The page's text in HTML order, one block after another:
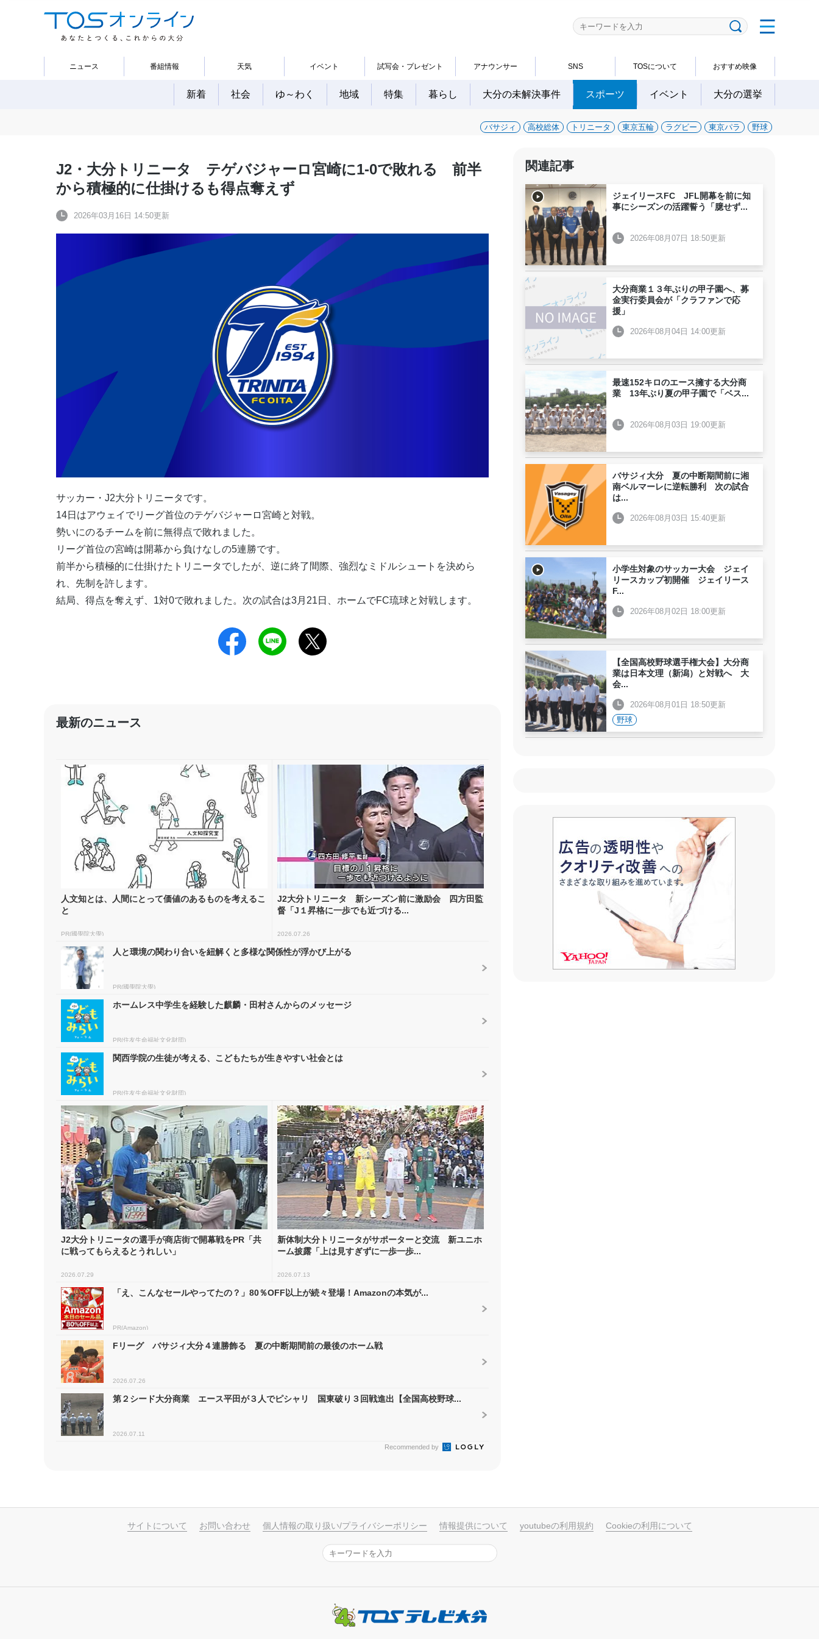
ニュース 番組情報 天気 イベント 試写会・プレゼント アナウンサー SNS TOSについて おすすめ映像
新着 社会 ゆ～わく 地域 特集 暮らし 大分の未解決事件 スポーツ イベント 大分の選挙
バサジィ 高校総体 トリニータ 東京五輪 ラグビー 東京パラ 野球
J2・大分トリニータ テゲバジャーロ宮崎に1-0で敗れる 前半
から積極的に仕掛けるも得点奪えず
2026年03月16日 14:50更新
サッカー・J2大分トリニータです。
14日はアウェイでリーグ首位のテゲバジャーロ宮崎と対戦。
勢いにのるチームを前に無得点で敗れました。
リーグ首位の宮崎は開幕から負けなしの5連勝です。
前半から積極的に仕掛けたトリニータでしたが、逆に終了間際、強烈なミドルシュートを決めら
れ、先制を許します。
結局、得点を奪えず、1対0で敗れました。次の試合は3月21日、ホームでFC琉球と対戦します。
最新のニュース
人文知とは、人間にとって価値のあるものを考えるこ
と
PR(國學院大學)
J2大分トリニータ 新シーズン前に激励会 四方田監
督「J１昇格に一歩でも近づける...
2026.07.26
人と環境の関わり合いを紐解くと多様な関係性が浮かび上がる
PR(國學院大學)
ホームレス中学生を経験した麒麟・田村さんからのメッセージ
PR(住友生命福祉文化財団)
関西学院の生徒が考える、こどもたちが生きやすい社会とは
PR(住友生命福祉文化財団)
J2大分トリニータの選手が商店街で開幕戦をPR「共
に戦ってもらえるとうれしい」
2026.07.29
新体制大分トリニータがサポーターと交流 新ユニホ
ーム披露「上は見すぎずに一歩一歩...
2026.07.13
「え、こんなセールやってたの？」80％OFF以上が続々登場！Amazonの本気が...
PR(Amazon)
Fリーグ バサジィ大分４連勝飾る 夏の中断期間前の最後のホーム戦
2026.07.26
第２シード大分商業 エース平田が３人でピシャリ 国東破り３回戦進出【全国高校野球...
2026.07.11
Recommended by
関連記事
ジェイリースFC JFL開幕を前に知
事にシーズンの活躍誓う「臆せず...
2026年08月07日 18:50更新
大分商業１３年ぶりの甲子園へ、募
金実行委員会が「クラファンで応
援」
2026年08月04日 14:00更新
最速152キロのエース擁する大分商
業 13年ぶり夏の甲子園で「ベス...
2026年08月03日 19:00更新
バサジィ大分 夏の中断期間前に湘
南ベルマーレに逆転勝利 次の試合
は...
2026年08月03日 15:40更新
小学生対象のサッカー大会 ジェイ
リースカップ初開催 ジェイリース
F...
2026年08月02日 18:00更新
【全国高校野球選手権大会】大分商
業は日本文理（新潟）と対戦へ 大
会...
2026年08月01日 18:50更新
野球
サイトについて お問い合わせ 個人情報の取り扱い/プライバシーポリシー 情報提供について youtubeの利用規約 Cookieの利用について